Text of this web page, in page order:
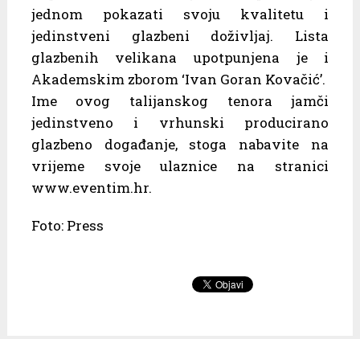
jednom pokazati svoju kvalitetu i
jedinstveni glazbeni doživljaj. Lista
glazbenih velikana upotpunjena je i
Akademskim zborom ‘Ivan Goran Kovačić’.
Ime ovog talijanskog tenora jamči
jedinstveno i vrhunski producirano
glazbeno događanje, stoga nabavite na
vrijeme svoje ulaznice na stranici
www.eventim.hr.
Foto: Press